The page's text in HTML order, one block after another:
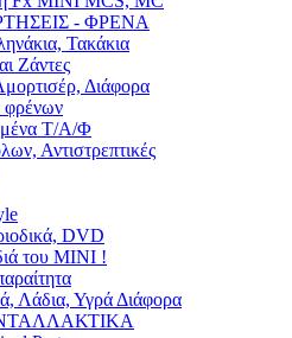
- ΦΡΕΝΑ
Τακάκια
Ζάντες
Διάφορα
φρένων
Τ/Α/Φ
Αντιστρεπτικές
DVD
του MINI !
Λάδια, Υγρά Διάφορα